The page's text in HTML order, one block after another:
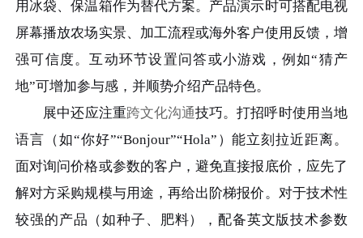
用冰袋、保温箱作为替代方案。产品演示时可搭配电视
屏幕播放农场实景、加工流程或海外客户使用反馈，增
强可信度。互动环节设置问答或小游戏，例如“猜产
地”可增加参与感，并顺势介绍产品特色。
展中还应注重跨文化沟通技巧。打招呼时使用当地
语言（如“你好”“Bonjour”“Hola”）能立刻拉近距离。
面对询问价格或参数的客户，避免直接报底价，应先了
解对方采购规模与用途，再给出阶梯报价。对于技术性
较强的产品（如种子、肥料），配备英文版技术参数